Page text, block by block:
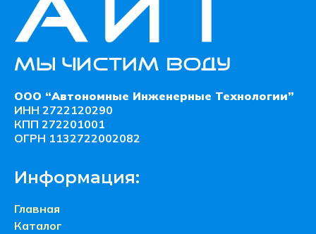
ООО “Автономные Инженерные Технологии”
ИНН 2722120290
КПП 272201001
ОГРН 1132722002082
Информация:
Главная
Каталог